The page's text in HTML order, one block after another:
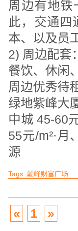
周边有地铁
此，交通四
本、以及员
2) 周边配套
餐饮、休闲
周边优秀待
绿地紫峰大
中城 45-60
55元/m²⋅月
源
Tags:颠峰财富广场
« 1 »